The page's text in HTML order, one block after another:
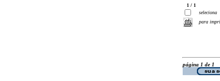
1 / 1
seleciona
para
página 1 de 1